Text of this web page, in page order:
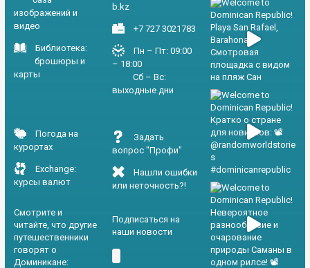
изображений и
видео
Библиотека:
брошюры и
карты
Погода на
курортах
Exchange:
курсы валют
Смотрите и
читайте, что другие
путешественники
говорят о
Доминикане:
b.kz
+7 727 3021783
Пн – Пт: 09:00
– 18:00
Сб – Вс:
выходные дни
Задать
вопрос "Профи"
Нашли ошибки
или неточность?!
Подписаться на
наши новости